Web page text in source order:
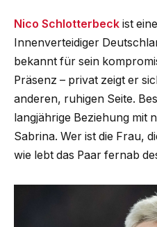
Nico Schlotterbeck ist
Innenverteidiger
bekannt für sein
Präsenz – privat zeigt er
anderen, ruhigen Seite.
langjährige Beziehung mit
Sabrina. Wer ist die Frau,
wie lebt das Paar fernab